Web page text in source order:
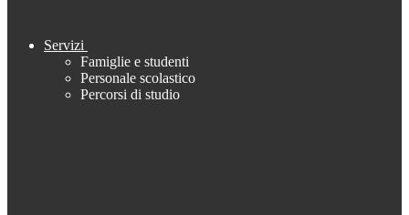
Servizi
Famiglie e studenti
Personale scolastico
Percorsi di studio